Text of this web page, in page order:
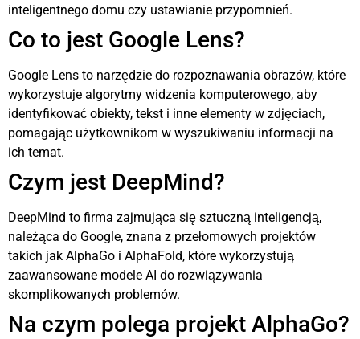
inteligentnego domu czy ustawianie przypomnień.
Co to jest Google Lens?
Google Lens to narzędzie do rozpoznawania obrazów, które
wykorzystuje algorytmy widzenia komputerowego, aby
identyfikować obiekty, tekst i inne elementy w zdjęciach,
pomagając użytkownikom w wyszukiwaniu informacji na
ich temat.
Czym jest DeepMind?
DeepMind to firma zajmująca się sztuczną inteligencją,
należąca do Google, znana z przełomowych projektów
takich jak AlphaGo i AlphaFold, które wykorzystują
zaawansowane modele AI do rozwiązywania
skomplikowanych problemów.
Na czym polega projekt AlphaGo?